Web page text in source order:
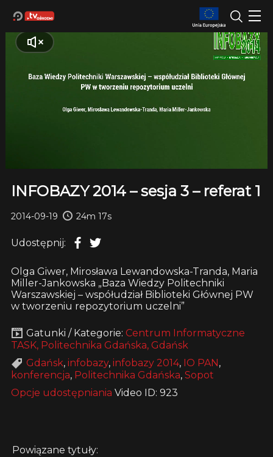
INFOBAZY 2014 – sesja 3 – referat 1
2014-09-19 24m 17s
Udostępnij:
Olga Giwer, Mirosława Lewandowska-Tranda, Maria
Miller-Jankowska „Baza Wiedzy Politechniki
Warszawskiej – współudział Biblioteki Głównej PW
w tworzeniu repozytorium uczelni”
Gatunki / Kategorie: Centrum Informatyczne
TASK, Politechnika Gdańska, Gdańsk
Gdańsk, infobazy, infobazy 2014, IO PAN,
konferencja, Politechnika Gdańska, Sopot
Opcje udostępniania Video ID: 923
Powiązane tytuły: